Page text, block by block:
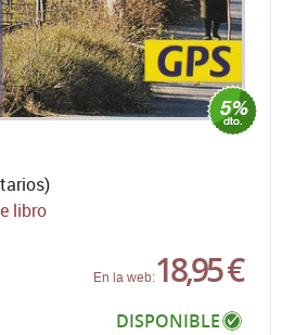
libro
En la web:18,95 €
DISPONIBLE